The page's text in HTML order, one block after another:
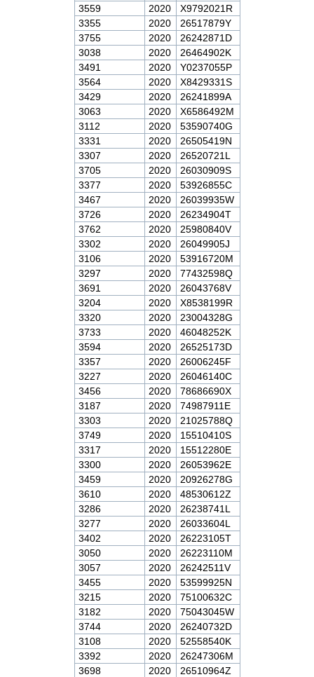
3559 2020
X9792021R
3355
2020
26517879Y
3755
2020
26242871D
3038
2020
26464902K
3491
2020
Y0237055P
3564
2020
X8429331S
3429
2020
26241899A
3063
2020
X6586492M
3112
2020
53590740G
3331
2020
26505419N
3307
2020
26520721L
3705
2020
26030909S
3377
2020
53926855C
3467
2020
26039935W
3726
2020
26234904T
3762
2020
25980840V
3302
2020
26049905J
3106
2020
53916720M
3297
2020
77432598Q
3691
2020
26043768V
3204
2020
X8538199R
3320
2020
23004328G
3733
2020
46048252K
3594
2020
26525173D
3357
2020
26006245F
3227
2020
26046140C
3456
2020
78686690X
3187
2020
74987911E
3303
2020
21025788Q
3749
2020
15510410S
3317
2020
15512280E
3300
2020
26053962E
3459
2020
20926278G
3610
2020
48530612Z
3286
2020
26238741L
3277
2020
26033604L
3402
2020
26223105T
3050
2020
26223110M
3057
2020
26242511V
3455
2020
53599925N
3215
2020
75100632C
3182
2020
75043045W
3744
2020
26240732D
3108
2020
52558540K
3392
2020
26247306M
3698
2020
26510964Z